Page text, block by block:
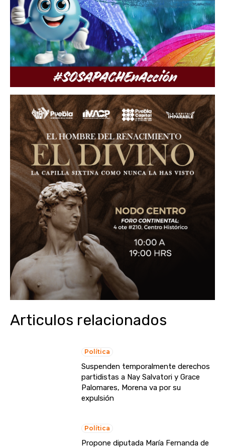
Articulos relacionados
Política
Suspenden temporalmente derechos
partidistas a Nay Salvatori y Grace
Palomares, Morena va por su
expulsión
Política
Propone diputada María Fernanda de